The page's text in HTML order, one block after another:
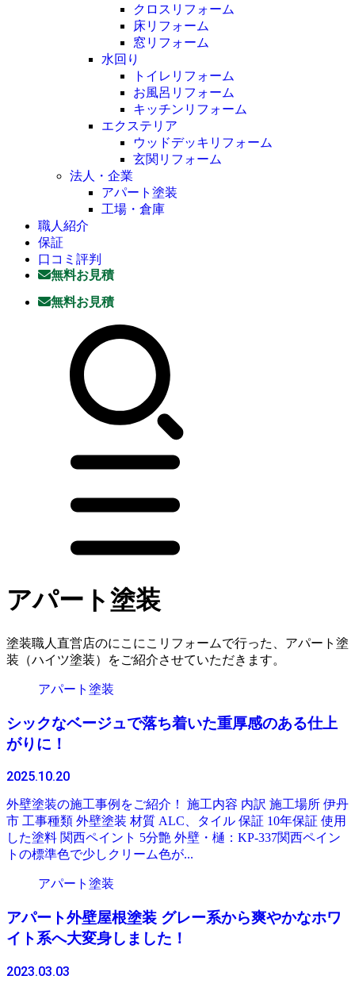
クロスリフォーム
床リフォーム
窓リフォーム
水回り
トイレリフォーム
お風呂リフォーム
キッチンリフォーム
エクステリア
ウッドデッキリフォーム
玄関リフォーム
法人・企業
アパート塗装
工場・倉庫
職人紹介
保証
口コミ評判
無料お見積
無料お見積
アパート塗装
塗装職人直営店のにこにこリフォームで行った、アパート塗
装（ハイツ塗装）をご紹介させていただきます。
アパート塗装
シックなベージュで落ち着いた重厚感のある仕上
がりに！
2025.10.20
外壁塗装の施工事例をご紹介！ 施工内容 内訳 施工場所 伊丹
市 工事種類 外壁塗装 材質 ALC、タイル 保証 10年保証 使用
した塗料 関西ペイント 5分艶 外壁・樋：KP-337関西ペイン
トの標準色で少しクリーム色が...
アパート塗装
アパート外壁屋根塗装 グレー系から爽やかなホワ
イト系へ大変身しました！
2023.03.03